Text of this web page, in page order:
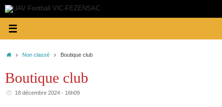
au
contenu
AccueilNon classé Boutique club
Boutique club
18 décembre 2024 - 16h09